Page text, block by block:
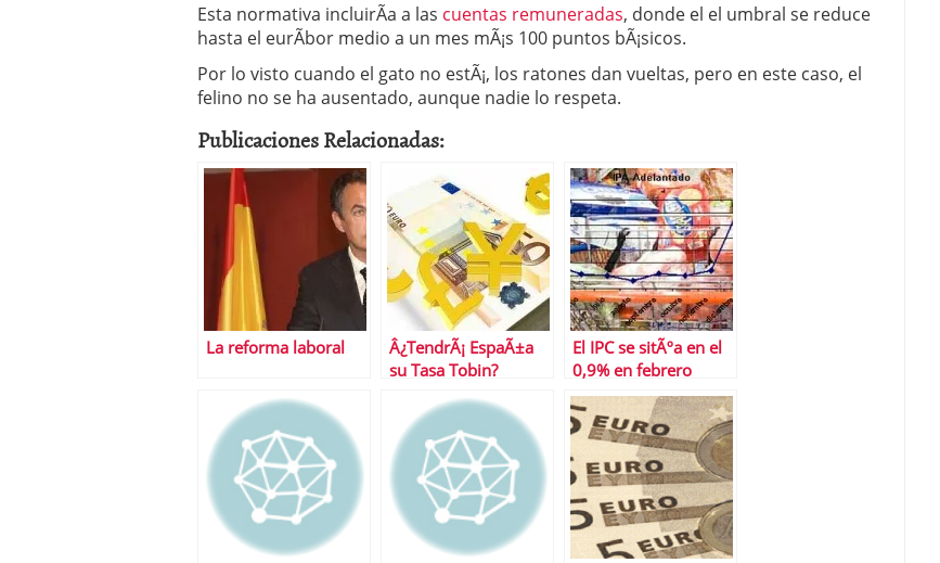
Esta normativa incluirÃ­a a las cuentas remuneradas, donde el el umbral se reduce
hasta el eurÃ­bor medio a un mes mÃ¡s 100 puntos bÃ¡sicos.
Por lo visto cuando el gato no estÃ¡, los ratones dan vueltas, pero en este caso, el
felino no se ha ausentado, aunque nadie lo respeta.
Publicaciones Relacionadas:
La reforma laboral
Â¿TendrÃ¡ EspaÃ±a
su Tasa Tobin?
El IPC se sitÃºa en el
0,9% en febrero